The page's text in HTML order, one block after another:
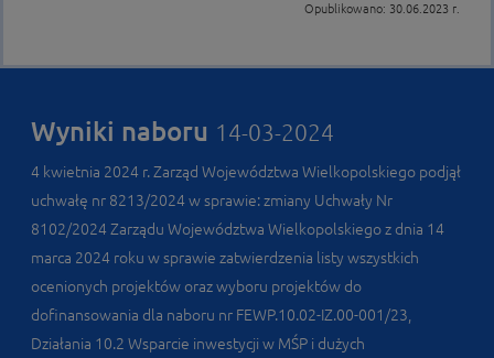
Opublikowano: 30.06.2023 r.
Wyniki naboru 14-03-2024
4 kwietnia 2024 r. Zarząd Województwa Wielkopolskiego podjął
uchwałę nr 8213/2024 w sprawie: zmiany Uchwały Nr
8102/2024 Zarządu Województwa Wielkopolskiego z dnia 14
marca 2024 roku w sprawie zatwierdzenia listy wszystkich
ocenionych projektów oraz wyboru projektów do
dofinansowania dla naboru nr FEWP.10.02-IZ.00-001/23,
Działania 10.2 Wsparcie inwestycji w MŚP i dużych